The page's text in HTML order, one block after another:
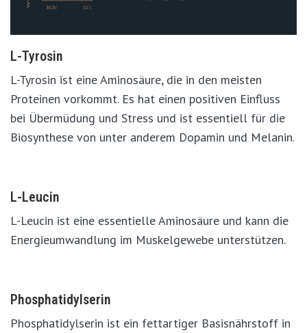
L-Tyrosin
L-Tyrosin ist eine Aminosäure, die in den meisten
Proteinen vorkommt. Es hat einen positiven Einfluss
bei Übermüdung und Stress und ist essentiell für die
Biosynthese von unter anderem Dopamin und Melanin.
L-Leucin
L-Leucin ist eine essentielle Aminosäure und kann die
Energieumwandlung im Muskelgewebe unterstützen.
Phosphatidylserin
Phosphatidylserin ist ein fettartiger Basisnährstoff in